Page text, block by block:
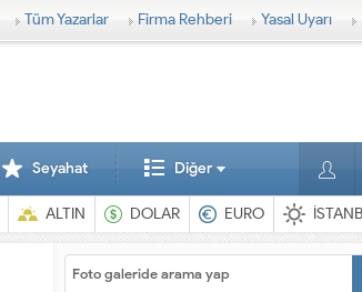
Tüm Yazarlar Firma Rehberi Yasal Uyarı
Seyahat Diğer
ALTIN DOLAR EURO